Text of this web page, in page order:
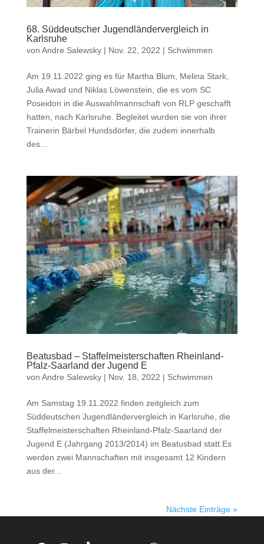
68. Süddeutscher Jugendländervergleich in
Karlsruhe
von Andre Salewsky| Nov. 22, 2022 | Schwimmen
Am 19.11.2022 ging es für Martha Blum, Melina Stark,
Julia Awad und Niklas Löwenstein, die es vom SC
Poseidon in die Auswahlmannschaft von RLP geschafft
hatten, nach Karlsruhe. Begleitet wurden sie von ihrer
Trainerin Bärbel Hundsdörfer, die zudem innerhalb
des...
Beatusbad – Staffelmeisterschaften Rheinland-
Pfalz-Saarland der Jugend E
von Andre Salewsky| Nov. 18, 2022 | Schwimmen
Am Samstag 19.11.2022 finden zeitgleich zum
Süddeutschen Jugendländervergleich in Karlsruhe, die
Staffelmeisterschaften Rheinland-Pfalz-Saarland der
Jugend E (Jahrgang 2013/2014) im Beatusbad statt.Es
werden zwei Mannschaften mit insgesamt 12 Kindern
aus der...
Nächste Einträge »